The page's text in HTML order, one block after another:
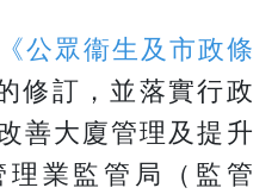
《公眾衞生及市政條
修訂，並落實行政
善大廈管理及提升
業監管局（監管